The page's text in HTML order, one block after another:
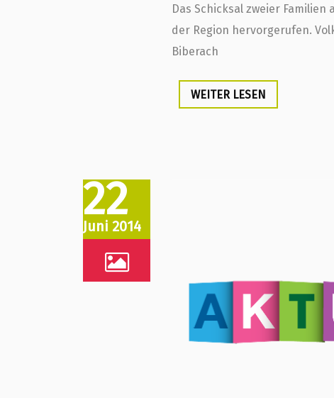
Das Schicksal zweier
der Region hervorgerufen.
Biberach
WEITER LESEN
22
Juni 2014